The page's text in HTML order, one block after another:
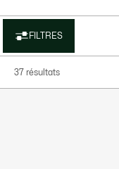
FILTRES
37 résultats